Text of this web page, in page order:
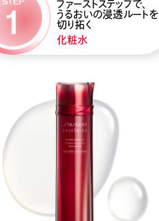
ファーストステップで、
うるおいの浸透ルートを
切り拓く
化粧水